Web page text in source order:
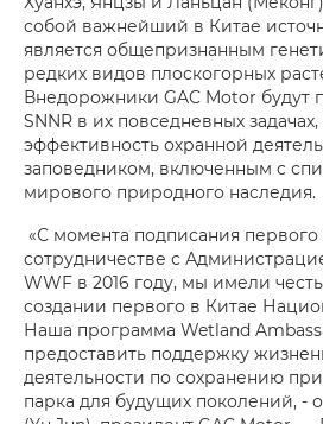
собой важнейший в Китае
является общепризнанным
редких видов плоскогорных
Внедорожники GAC Motor будут
SNNR в их повседневных
эффективность охранной
заповедником, включенным с
мирового природного наследия.
«С момента подписания
сотрудничестве с
WWF в 2016 году, мы имели
создании первого в Китае
Наша программа Wetland
предоставить поддержку
деятельности по сохранению
парка для будущих поколений,